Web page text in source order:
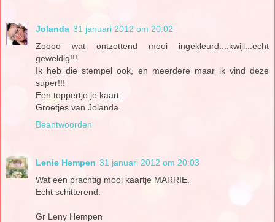
Jolanda 31 januari 2012 om 20:02
Zoooo wat ontzettend mooi ingekleurd....kwijl...echt
geweldig!!!
Ik heb die stempel ook, en meerdere maar ik vind deze
super!!!
Een toppertje je kaart.
Groetjes van Jolanda
Beantwoorden
Lenie Hempen 31 januari 2012 om 20:03
Wat een prachtig mooi kaartje MARRIE.
Echt schitterend.
Gr Leny Hempen